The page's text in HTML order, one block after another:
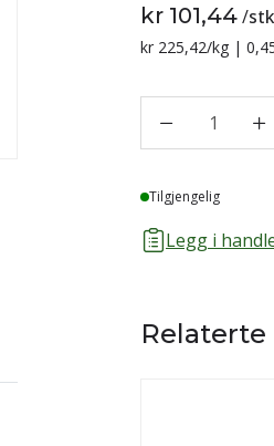
kr 101,44/stk
Sammenligning
kr 225,42/kg |
1
Lager
Tilgjengelig
Legg i